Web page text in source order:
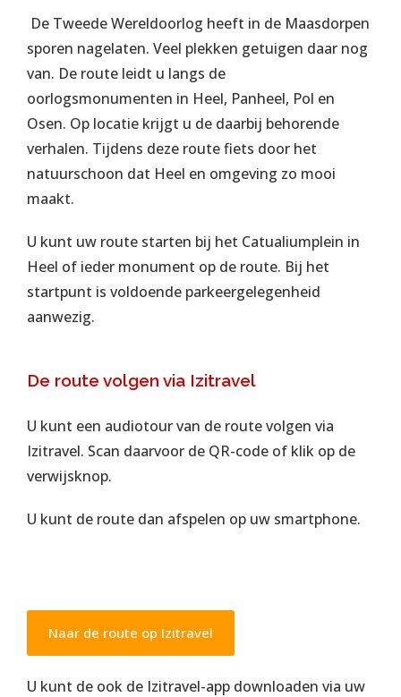
De Tweede Wereldoorlog heeft in de Maasdorpen
sporen nagelaten. Veel plekken getuigen daar nog
van. De route leidt u langs de
oorlogsmonumenten in Heel, Panheel, Pol en
Osen. Op locatie krijgt u de daarbij behorende
verhalen. Tijdens deze route fiets door het
natuurschoon dat Heel en omgeving zo mooi
maakt.
U kunt uw route starten bij het Catualiumplein in
Heel of ieder monument op de route. Bij het
startpunt is voldoende parkeergelegenheid
aanwezig.
De route volgen via Izitravel
U kunt een audiotour van de route volgen via
Izitravel. Scan daarvoor de QR-code of klik op de
verwijsknop.
U kunt de route dan afspelen op uw smartphone.
Naar de route op Izitravel
U kunt de ook de Izitravel-app downloaden via uw